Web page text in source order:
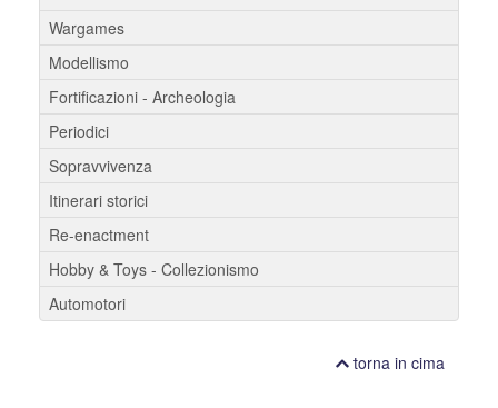
Wargames
Modellismo
Fortificazioni - Archeologia
Periodici
Sopravvivenza
Itinerari storici
Re-enactment
Hobby & Toys - Collezionismo
Automotori
torna in cima